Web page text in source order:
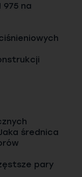
975 na
średnica
pary